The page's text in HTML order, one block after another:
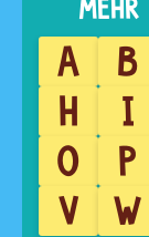
A B
H
I
O
P
V
W